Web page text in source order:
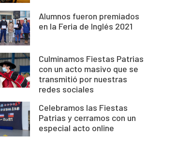
Alumnos fueron premiados
en la Feria de Inglés 2021
Culminamos Fiestas Patrias
con un acto masivo que se
transmitió por nuestras
redes sociales
Celebramos las Fiestas
Patrias y cerramos con un
especial acto online